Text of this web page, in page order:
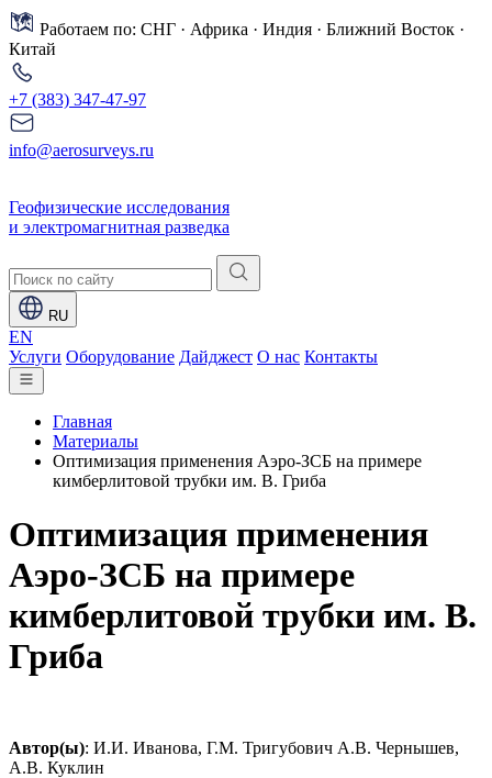
Работаем по: СНГ · Африка · Индия · Ближний Восток ·
Китай
+7 (383) 347-47-97
info@aerosurveys.ru
Геофизические исследования
и электромагнитная разведка
RU
EN
Услуги Оборудование Дайджест О нас Контакты
Главная
Материалы
Оптимизация применения Аэро-ЗСБ на примере
кимберлитовой трубки им. В. Гриба
Оптимизация применения
Аэро-ЗСБ на примере
кимберлитовой трубки им. В.
Гриба
Автор(ы): И.И. Иванова, Г.М. Тригубович А.В. Чернышев,
А.В. Куклин